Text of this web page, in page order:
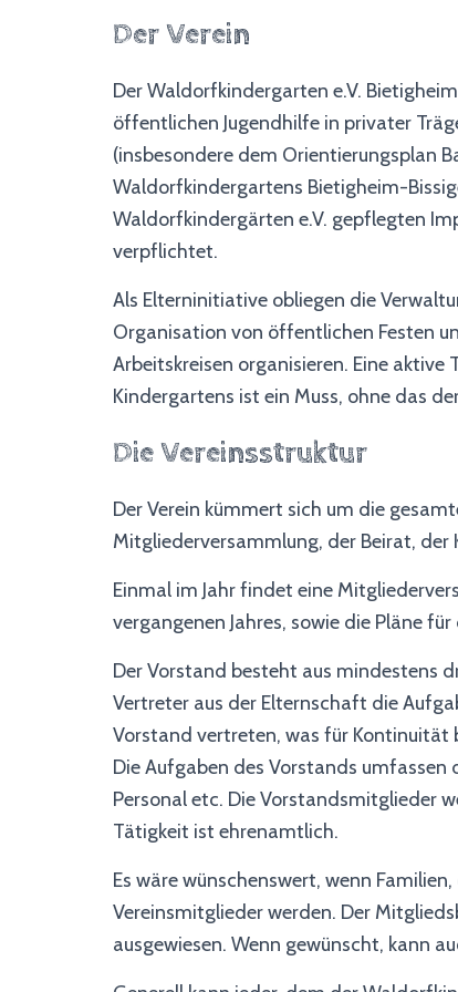
Der Verein
Der Waldorfkindergarten e.V.
öffentlichen Jugendhilfe in privater
(insbesondere dem Orientierungsplan
Waldorfkindergartens Bietigheim-
Waldorfkindergärten e.V. gepflegten
verpflichtet.
Als Elterninitiative obliegen die
Organisation von öffentlichen Festen
Arbeitskreisen organisieren. Eine
Kindergartens ist ein Muss, ohne das
Die Vereinsstruktur
Der Verein kümmert sich um die
Mitgliederversammlung, der Beirat, der
Einmal im Jahr findet eine
vergangenen Jahres, sowie die Pläne
Der Vorstand besteht aus mindestens
Vertreter aus der Elternschaft die
Vorstand vertreten, was für Kontinuität
Die Aufgaben des Vorstands umfassen
Personal etc. Die Vorstandsmitglieder
Tätigkeit ist ehrenamtlich.
Es wäre wünschenswert, wenn
Vereinsmitglieder werden. Der
ausgewiesen. Wenn gewünscht, kann